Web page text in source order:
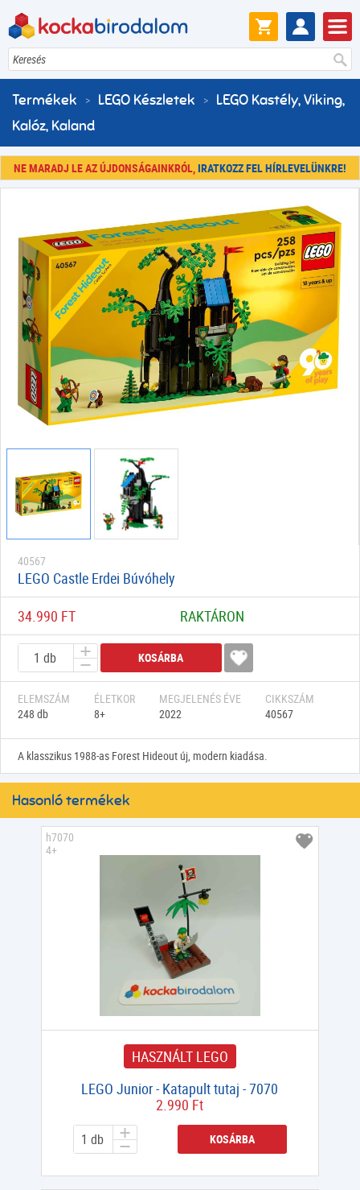
Keresés
Termékek LEGO Készletek
LEGO Kastély, Viking,
Kalóz, Kaland
NE MARADJ LE AZ ÚJDONSÁGAINKRÓL, IRATKOZZ FEL HÍRLEVELÜNKRE!
40567
LEGO Castle Erdei Búvóhely
34.990 FT
RAKTÁRON
KOSÁRBA
ELEMSZÁM
248 db
ÉLETKOR
8+
MEGJELENÉS ÉVE
2022
CIKKSZÁM
40567
A klasszikus 1988-as Forest Hideout új, modern kiadása.
Hasonló termékek
HASZNÁLT LEGO
LEGO Junior - Katapult tutaj - 7070
2.990 Ft
KOSÁRBA
h7070
4+